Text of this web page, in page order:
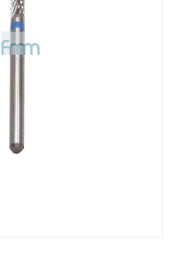
FRAISE
EDENTA
TUNGSTENE
PM BOULE
DENTURE
ISO 016 LA